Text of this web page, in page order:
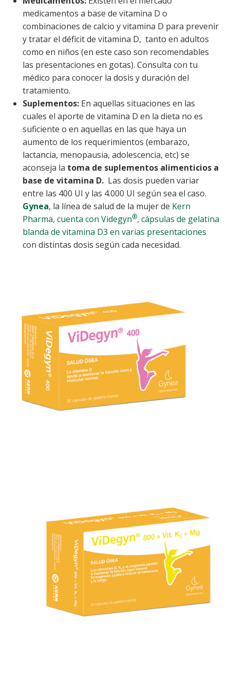
medicamentos a base de vitamina D o
combinaciones de calcio y vitamina D para prevenir
y tratar el déficit de vitamina D, tanto en adultos
como en niños (en este caso son recomendables
las presentaciones en gotas). Consulta con tu
médico para conocer la dosis y duración del
tratamiento.
Suplementos: En aquellas situaciones en las
cuales el aporte de vitamina D en la dieta no es
suficiente o en aquellas en las que haya un
aumento de los requerimientos (embarazo,
lactancia, menopausia, adolescencia, etc) se
aconseja la toma de suplementos alimenticios a
base de vitamina D. Las dosis pueden variar
entre las 400 UI y las 4.000 UI según sea el caso.
Gynea, la línea de salud de la mujer de Kern
Pharma, cuenta con Videgyn®, cápsulas de gelatina
blanda de vitamina D3 en varias presentaciones
con distintas dosis según cada necesidad.